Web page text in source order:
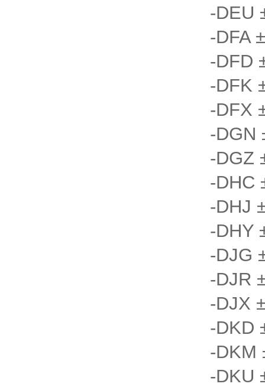
-DEU
-DFA
-DFD
-DFK
-DFX
-DGN
-DGZ
-DHC
-DHJ
-DHY
-DJG
-DJR
-DJX
-DKD
-DKM
-DKU